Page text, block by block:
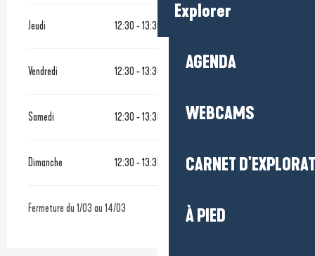
Explorer
AGENDA
WEBCAMS
CARNET
À PIED
Jeudi 12:30 - 13:30
Vendredi 12:30 - 13:30 19:30 - 20:30
Samedi 12:30 - 13:30 19:30 - 20:30
Dimanche 12:30 - 13:30
Fermeture du 1/03 au 14/03